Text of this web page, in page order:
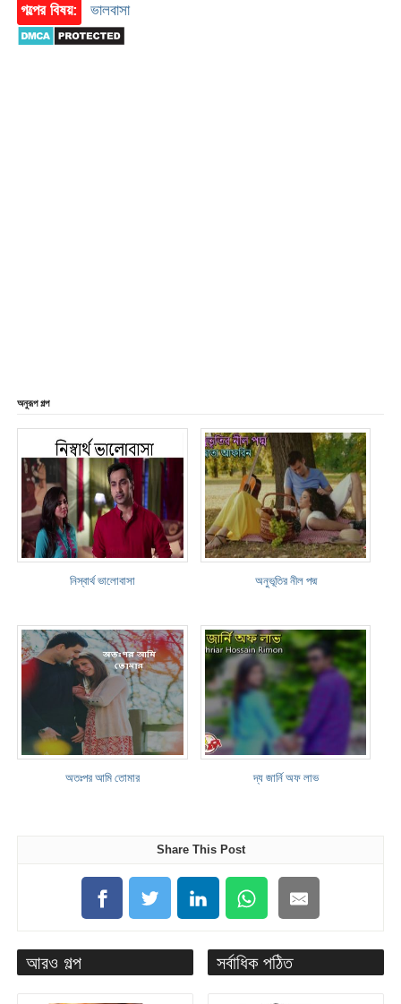
গল্পের বিষয়: ভালবাসা
অনুরূপ গল্প
নিস্বার্থ ভালোবাসা অনুভূতির নীল পদ্ম
অতঃপর আমি তোমার দ্য জার্নি অফ লাভ
Share This Post
আরও গল্প সর্বাধিক পঠিত